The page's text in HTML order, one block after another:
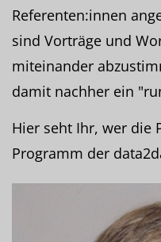
Referenten:innen
sind Vorträge und
miteinander
damit nachher ein
Hier seht Ihr, wer die
Programm der